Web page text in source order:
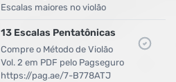
Escalas maiores no violão
13 Escalas Pentatônicas
Compre o Método de Violão
Vol. 2 em PDF pelo Pagseguro
https://pag.ae/7-B778ATJ